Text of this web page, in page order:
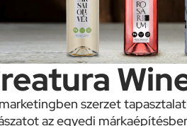
szerzet
az egyedi